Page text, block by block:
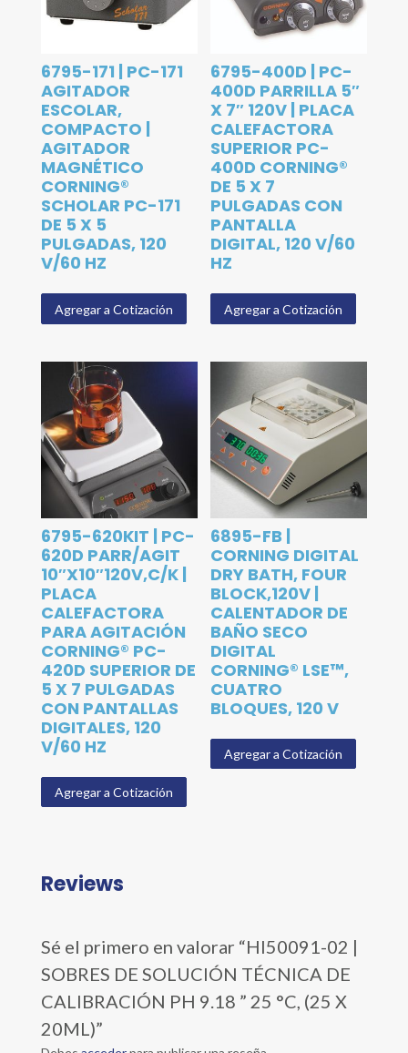
6795-171 | PC-171
AGITADOR
ESCOLAR,
COMPACTO |
AGITADOR
MAGNÉTICO
CORNING®
SCHOLAR PC-171
DE 5 X 5
PULGADAS, 120
V/60 HZ
Agregar a Cotización
6795-400D | PC-
400D PARRILLA 5″
X 7″ 120V | PLACA
CALEFACTORA
SUPERIOR PC-
400D CORNING®
DE 5 X 7
PULGADAS CON
PANTALLA
DIGITAL, 120 V/60
HZ
Agregar a Cotización
6795-620KIT | PC-
620D PARR/AGIT
10″X10″120V,C/K |
PLACA
CALEFACTORA
PARA AGITACIÓN
CORNING® PC-
420D SUPERIOR DE
5 X 7 PULGADAS
CON PANTALLAS
DIGITALES, 120
V/60 HZ
Agregar a Cotización
6895-FB |
CORNING DIGITAL
DRY BATH, FOUR
BLOCK,120V |
CALENTADOR DE
BAÑO SECO
DIGITAL
CORNING® LSE™,
CUATRO
BLOQUES, 120 V
Agregar a Cotización
Reviews
Sé el primero en valorar “HI50091-02 |
SOBRES DE SOLUCIÓN TÉCNICA DE
CALIBRACIÓN PH 9.18 ” 25 °C, (25 X
20ML)”